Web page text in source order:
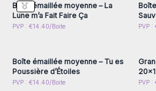
Boîte émaillée moyenne – La
Lune m’a Fait Faire Ça
PVP : €14.40/Boite PVP
Connectez-vous ou
Boîte émaillée moyenne – Tu es
Poussière d’Étoiles
PVP : €14.40/Boite PVP :
Connectez-vous ou